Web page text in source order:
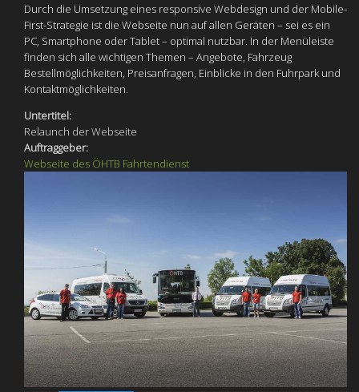
Durch die Umsetzung eines responsive Webdesign und der Mobile-
First-Strategie ist die Webseite nun auf allen Geräten – sei es ein
PC, Smartphone oder Tablet – optimal nutzbar. In der Menüleiste
finden sich alle wichtigen Themen – Angebote, Fahrzeug
Bestellmöglichkeiten, Preisanfragen, Einblicke in den Fuhrpark und
Kontaktmöglichkeiten.
Untertitel:
Relaunch der Webseite
Auftraggeber:
Webseite des ÖHTB Fahrtendienst